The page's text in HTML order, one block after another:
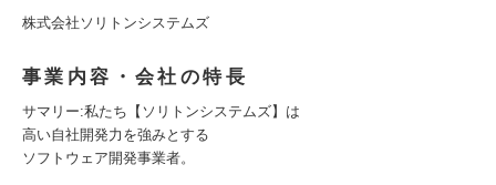
株式会社ソリトンシステムズ
事業内容・会社の特長
サマリー:私たち【ソリトンシステムズ】は
高い自社開発力を強みとする
ソフトウェア開発事業者。